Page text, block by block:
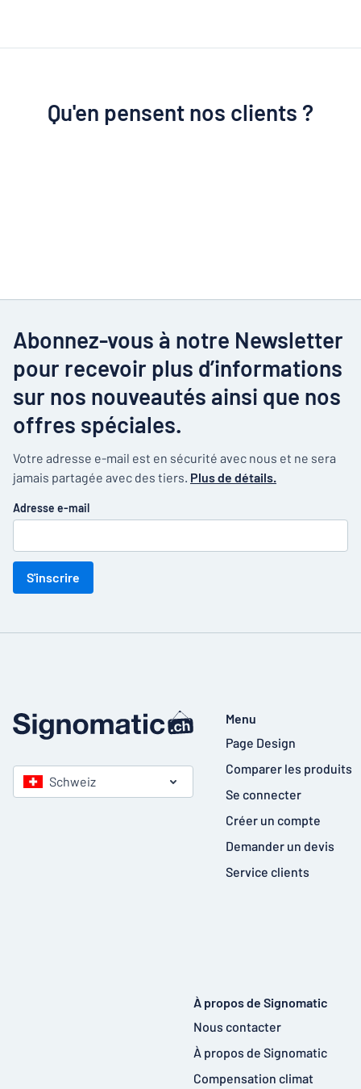
Qu'en pensent nos clients ?
Abonnez-vous à notre Newsletter
pour recevoir plus d’informations
sur nos nouveautés ainsi que nos
offres spéciales.
Votre adresse e-mail est en sécurité avec nous et ne sera
jamais partagée avec des tiers. Plus de détails.
Adresse e-mail
S'inscrire
Schweiz
Menu
Page Design
Comparer les produits
Se connecter
Créer un compte
Demander un devis
Service clients
À propos de Signomatic
Nous contacter
À propos de Signomatic
Compensation climat